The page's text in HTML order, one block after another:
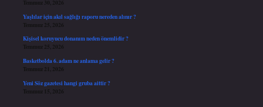
Temmuz 30, 2026
Yaşlılar için akıl sağlığı raporu nereden alınır ?
Temmuz 25, 2026
Kişisel koruyucu donanım neden önemlidir ?
Temmuz 25, 2026
Basketbolda 6. adam ne anlama gelir ?
Temmuz 21, 2026
Yeni Söz gazetesi hangi gruba aittir ?
Temmuz 15, 2026